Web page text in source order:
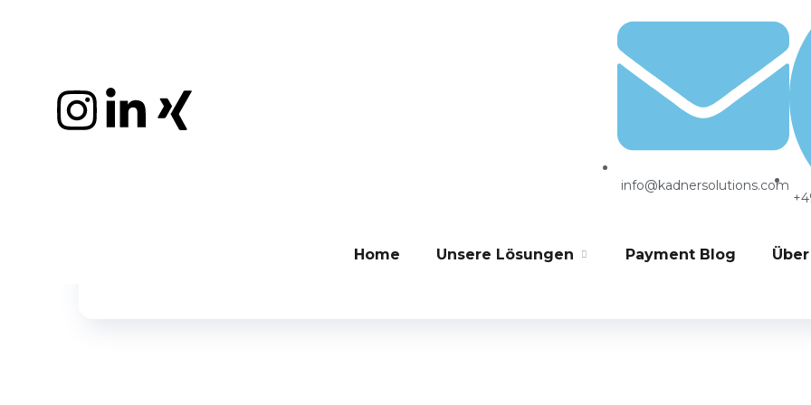
info@kadnersolutions.com
Home Unsere Lösungen Payment Blog
ECOMMERCE
Nicolas Kadner
Effektive Unternehmenssanierung im
Misserfolg einer Unternehmenssanierung im eCommerce ausmachen Wenn es um eine